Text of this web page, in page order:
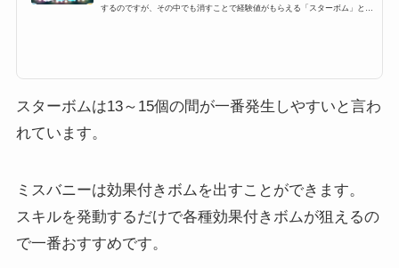
するのですが、その中でも消すことで経験値がもらえる「スターボム」とい
出しやすいツム一覧や出し方...
スターボムは13～15個の間が一番発生しやすいと言わ
れています。
ミスバニーは効果付きボムを出すことができます。
スキルを発動するだけで各種効果付きボムが狙えるの
で一番おすすめです。